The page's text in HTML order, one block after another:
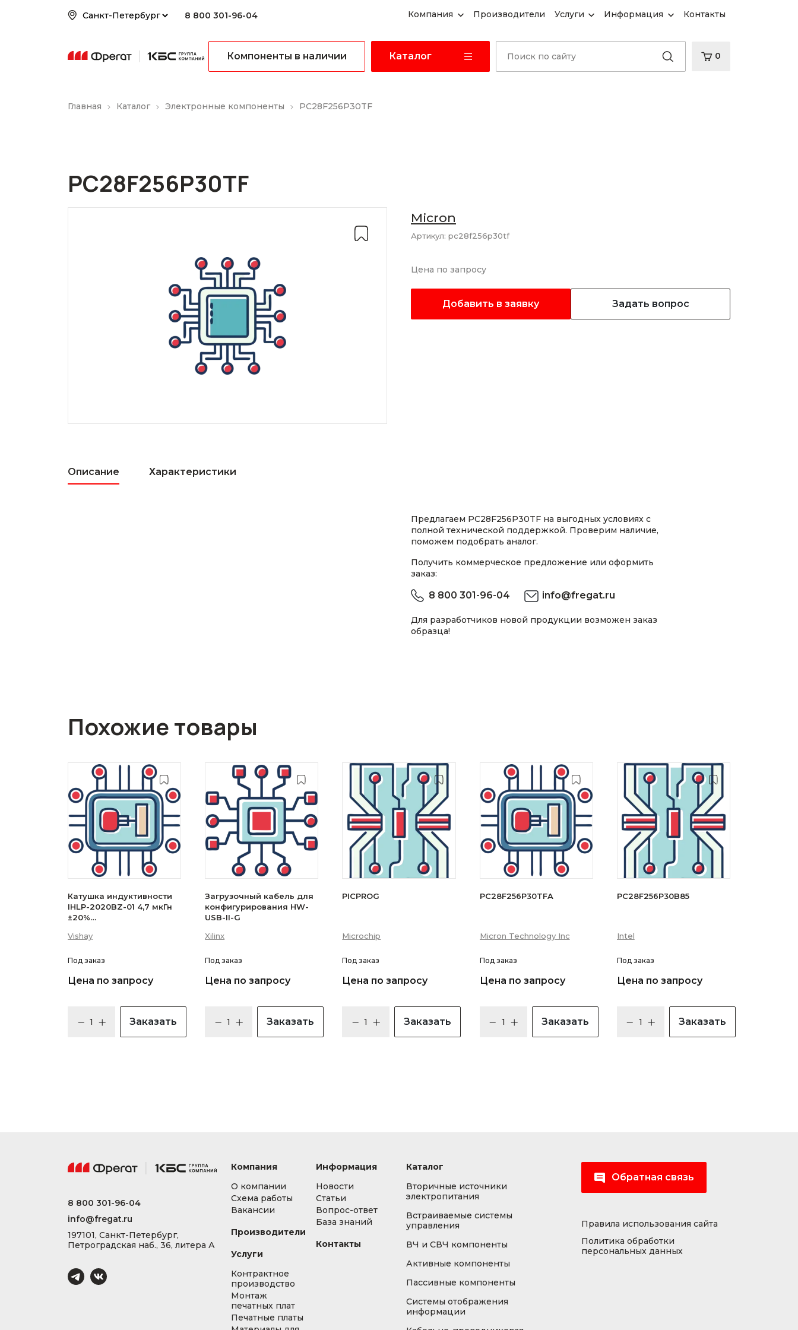
8 800 301-96-04 Компания Производители Услуги Информация Контакты
Компоненты в наличии Каталог 0
Главная Каталог Электронные компоненты PC28F256P30TF
PC28F256P30TF
Micron
Артикул: pc28f256p30tf
Цена по запросу
Добавить в заявку Задать вопрос
Описание Характеристики
Предлагаем PC28F256P30TF на выгодных условиях с
полной технической поддержкой. Проверим наличие,
поможем подобрать аналог.
Получить коммерческое предложение или оформить
заказ:
8 800 301-96-04 info@fregat.ru
Для разработчиков новой продукции возможен заказ
образца!
Похожие товары
Катушка индуктивности
IHLP-2020BZ-01 4,7 мкГн
±20%
Vishay
Под заказ
Цена по запросу
Заказать
Загрузочный кабель для
конфигурирования HW-
USB-II-G
Xilinx
Под заказ
Цена по запросу
Заказать
PICPROG
Microchip
Под заказ
Цена по запросу
Заказать
PC28F256P30TFA
Micron Technology Inc
Под заказ
Цена по запросу
Заказать
PC28F256P30B85
Intel
Под заказ
Цена по запросу
Заказать
8 800 301-96-04
info@fregat.ru
197101, Санкт-Петербург,
Петроградская наб., 36, литера А
Компания
О компании
Схема работы
Вакансии
Производители
Услуги
Контрактное
производство
Монтаж
печатных плат
Печатные платы
Информация
Новости
Статьи
Вопрос-ответ
База знаний
Контакты
Каталог
Вторичные источники
электропитания
Встраиваемые системы
управления
ВЧ и СВЧ компоненты
Активные компоненты
Пассивные компоненты
Системы отображения
информации
Обратная связь
Правила использования сайта
Политика обработки
персональных данных